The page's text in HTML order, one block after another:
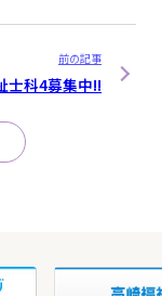
前の記事
士科4募集中!!